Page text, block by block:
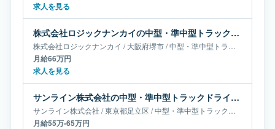
求人を見る
株式会社ロジックナンカイの中型・準中型トラックドライバー求人｜大阪府堺市｜月給66万円
株式会社ロジックナンカイ /大阪府堺市/中型・準中型トラックドライバー
月給66万円
求人を見る
サンライン株式会社の中型・準中型トラックドライバー求人｜東京都足立区｜月給55万-65万円
サンライン株式会社 /東京都足立区 /中型・準中型トラックドライバー
月給55万-65万円